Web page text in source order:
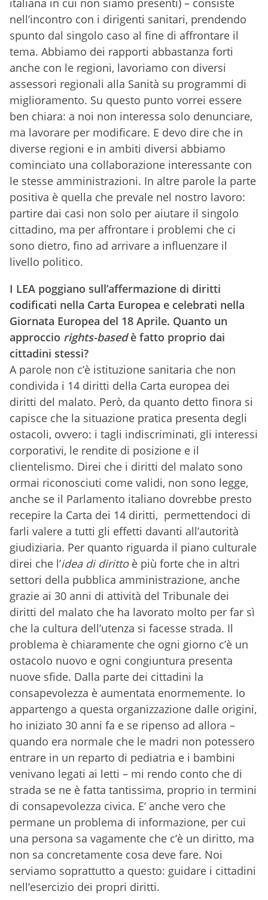
italiana in cui non siamo presenti) – consiste
nell’incontro con i dirigenti sanitari, prendendo
spunto dal singolo caso al fine di affrontare il
tema. Abbiamo dei rapporti abbastanza forti
anche con le regioni, lavoriamo con diversi
assessori regionali alla Sanità su programmi di
miglioramento. Su questo punto vorrei essere
ben chiara: a noi non interessa solo denunciare,
ma lavorare per modificare. E devo dire che in
diverse regioni e in ambiti diversi abbiamo
cominciato una collaborazione interessante con
le stesse amministrazioni. In altre parole la parte
positiva è quella che prevale nel nostro lavoro:
partire dai casi non solo per aiutare il singolo
cittadino, ma per affrontare i problemi che ci
sono dietro, fino ad arrivare a influenzare il
livello politico.
I LEA poggiano sull’affermazione di diritti
codificati nella Carta Europea e celebrati nella
Giornata Europea del 18 Aprile. Quanto un
approccio rights-basedè fatto proprio dai
cittadini stessi?
A parole non c’è istituzione sanitaria che non
condivida i 14 diritti della Carta europea dei
diritti del malato. Però, da quanto detto finora si
capisce che la situazione pratica presenta degli
ostacoli, ovvero: i tagli indiscriminati, gli interessi
corporativi, le rendite di posizione e il
clientelismo. Direi che i diritti del malato sono
ormai riconosciuti come validi, non sono legge,
anche se il Parlamento italiano dovrebbe presto
recepire la Carta dei 14 diritti, permettendoci di
farli valere a tutti gli effetti davanti all’autorità
giudiziaria. Per quanto riguarda il piano culturale
direi che l’idea di diritto è più forte che in altri
settori della pubblica amministrazione, anche
grazie ai 30 anni di attività del Tribunale dei
diritti del malato che ha lavorato molto per far sì
che la cultura dell’utenza si facesse strada. Il
problema è chiaramente che ogni giorno c’è un
ostacolo nuovo e ogni congiuntura presenta
nuove sfide. Dalla parte dei cittadini la
consapevolezza è aumentata enormemente. Io
appartengo a questa organizzazione dalle origini,
ho iniziato 30 anni fa e se ripenso ad allora –
quando era normale che le madri non potessero
entrare in un reparto di pediatria e i bambini
venivano legati ai letti – mi rendo conto che di
strada se ne è fatta tantissima, proprio in termini
di consapevolezza civica. E’ anche vero che
permane un problema di informazione, per cui
una persona sa vagamente che c’è un diritto, ma
non sa concretamente cosa deve fare. Noi
serviamo soprattutto a questo: guidare i cittadini
nell’esercizio dei propri diritti.